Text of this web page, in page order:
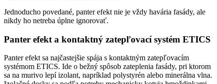
Jednoducho povedané, panter efekt nie je vždy havária fasády, ale
nikdy ho netreba úplne ignorovať.
Panter efekt a kontaktný zatepľovací systém ETICS
Panter efekt sa najčastejšie spája s kontaktným zatepľovacím
systémom ETICS. Ide o bežný spôsob zateplenia fasády, pri ktorom
sa na murivo lepí izolant, napríklad polystyrén alebo minerálna vlna.